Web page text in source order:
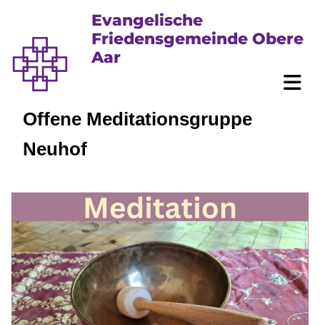
Evangelische
Friedensgemeinde Obere
Aar
Offene Meditationsgruppe
Neuhof